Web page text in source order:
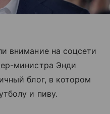
внимание на соцсети
министра Энди
блог, в котором
и пиву.